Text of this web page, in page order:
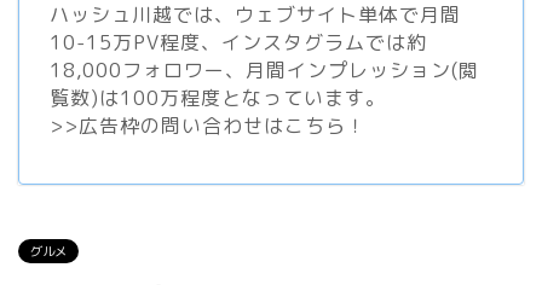
ハッシュ川越では、ウェブサイト単体で月間
10-15万PV程度、 インスタグラムでは約
18,000フォロワー、月間インプレッション(閲
覧数)は100万程度となっています。
>>広告枠の問い合わせはこちら！
グルメ